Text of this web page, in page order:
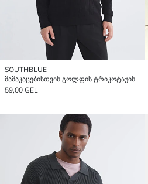
SOUTHBLUE
მამაკაცებისთვის გოლფის ტრიკოტაჟის სვიტერი
59,00 GEL